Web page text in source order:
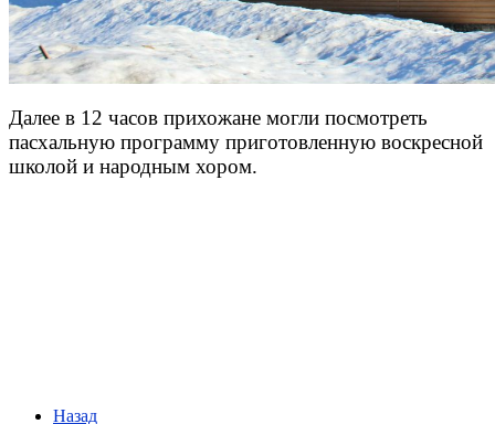
Далее в 12 часов прихожане могли посмотреть
пасхальную программу приготовленную воскресной
школой и народным хором.
Назад